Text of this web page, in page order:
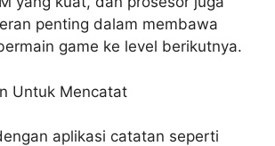
penting dalam membawa
game ke level berikutnya.
Untuk Mencatat
aplikasi catatan seperti